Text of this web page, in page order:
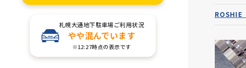
札幌大通地下駐車場ご利用状況
やや混んでいます
※12:27時点の表示です
ROSHIE